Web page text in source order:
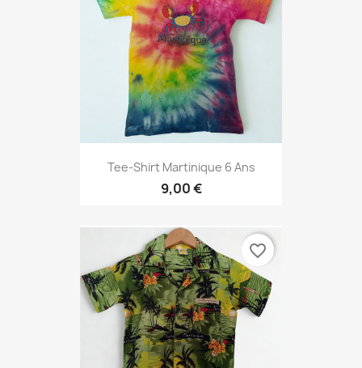
Tee-Shirt Martinique 6 Ans
9,00 €
favorite_border